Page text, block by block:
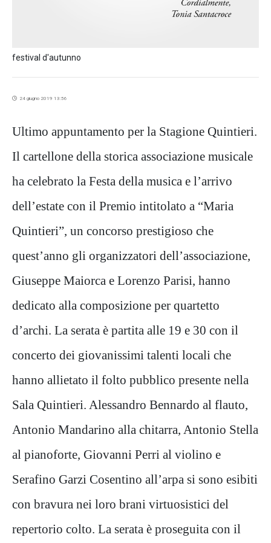
festival d'autunno
24 giugno 2019 13:56
Ultimo appuntamento per la Stagione Quintieri.
Il cartellone della storica associazione musicale
ha celebrato la Festa della musica e l’arrivo
dell’estate con il Premio intitolato a “Maria
Quintieri”, un concorso prestigioso che
quest’anno gli organizzatori dell’associazione,
Giuseppe Maiorca e Lorenzo Parisi, hanno
dedicato alla composizione per quartetto
d’archi. La serata è partita alle 19 e 30 con il
concerto dei giovanissimi talenti locali che
hanno allietato il folto pubblico presente nella
Sala Quintieri. Alessandro Bennardo al flauto,
Antonio Mandarino alla chitarra, Antonio Stella
al pianoforte, Giovanni Perri al violino e
Serafino Garzi Cosentino all’arpa si sono esibiti
con bravura nei loro brani virtuosistici del
repertorio colto. La serata è proseguita con il